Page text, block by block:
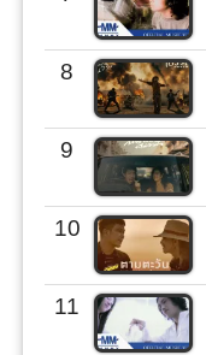
8
9
10
11